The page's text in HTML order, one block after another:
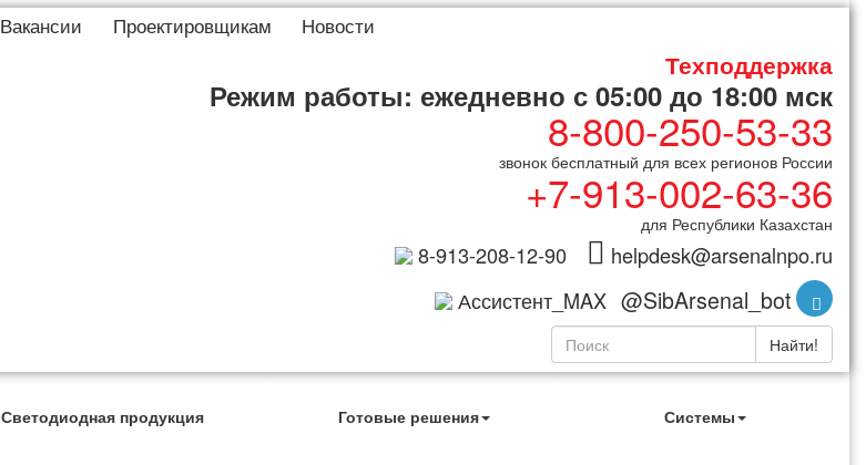
Вакансии Проектировщикам Новости
Техподдержка
Режим работы: ежедневно с 05:00 до 18:00 мск
8-800-250-53-33
звонок бесплатный для всех регионов России
+7-913-002-63-36
для Республики Казахстан
8-913-208-12-90
helpdesk@arsenalnpo.ru
Ассистент_MAX @SibArsenal_bot
Найти!
Светодиодная продукция Готовые решения Системы